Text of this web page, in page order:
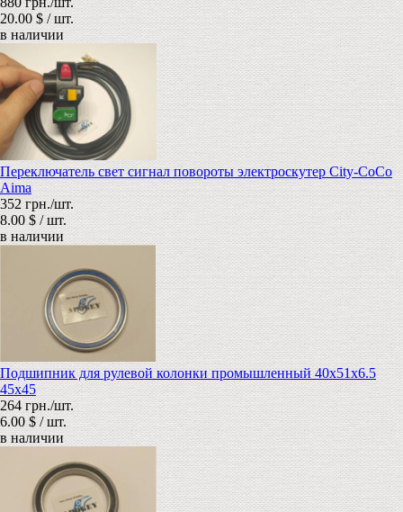
20.00 $ / шт.
в наличии
Переключатель свет сигнал повороты электроскутер City-CoCo
Aima
352 грн./шт.
8.00 $ / шт.
в наличии
Подшипник для рулевой колонки промышленный 40x51x6.5
45x45
264 грн./шт.
6.00 $ / шт.
в наличии